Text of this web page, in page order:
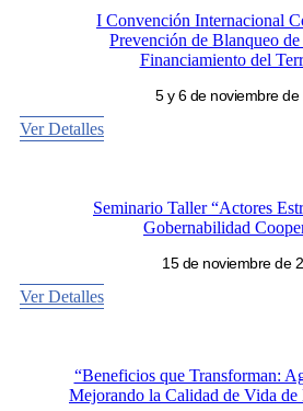
I Convención Internacional
Prevención de Blanqueo
Financiamiento del
5 y 6 de noviembre de
Ver Detalles
Seminario Taller “Actores
Gobernabilidad
15 de noviembre de
Ver Detalles
“Beneficios que Transforman:
Mejorando la Calidad de Vida de